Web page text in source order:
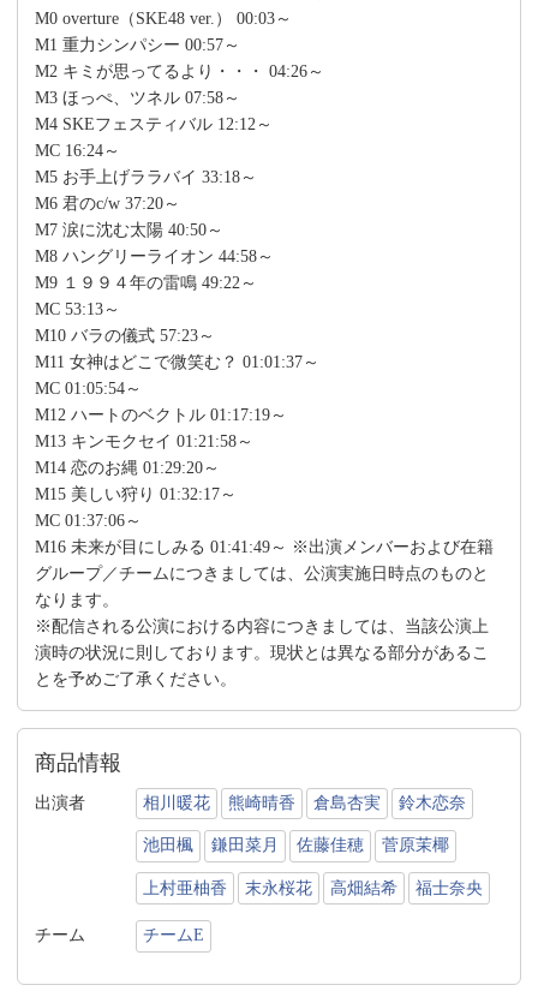
M0 overture（SKE48 ver.） 00:03～
M1 重力シンパシー 00:57～
M2 キミが思ってるより・・・ 04:26～
M3 ほっぺ、ツネル 07:58～
M4 SKEフェスティバル 12:12～
MC 16:24～
M5 お手上げララバイ 33:18～
M6 君のc/w 37:20～
M7 涙に沈む太陽 40:50～
M8 ハングリーライオン 44:58～
M9 １９９４年の雷鳴 49:22～
MC 53:13～
M10 バラの儀式 57:23～
M11 女神はどこで微笑む？ 01:01:37～
MC 01:05:54～
M12 ハートのベクトル 01:17:19～
M13 キンモクセイ 01:21:58～
M14 恋のお縄 01:29:20～
M15 美しい狩り 01:32:17～
MC 01:37:06～
M16 未来が目にしみる 01:41:49～ ※出演メンバーおよび在籍
グループ／チームにつきましては、公演実施日時点のものと
なります。
※配信される公演における内容につきましては、当該公演上
演時の状況に則しております。現状とは異なる部分があるこ
とを予めご了承ください。
商品情報
出演者 相川暖花 熊崎晴香 倉島杏実 鈴木恋奈
池田楓 鎌田菜月 佐藤佳穂 菅原茉椰
上村亜柚香 末永桜花 高畑結希 福士奈央
チーム チームE